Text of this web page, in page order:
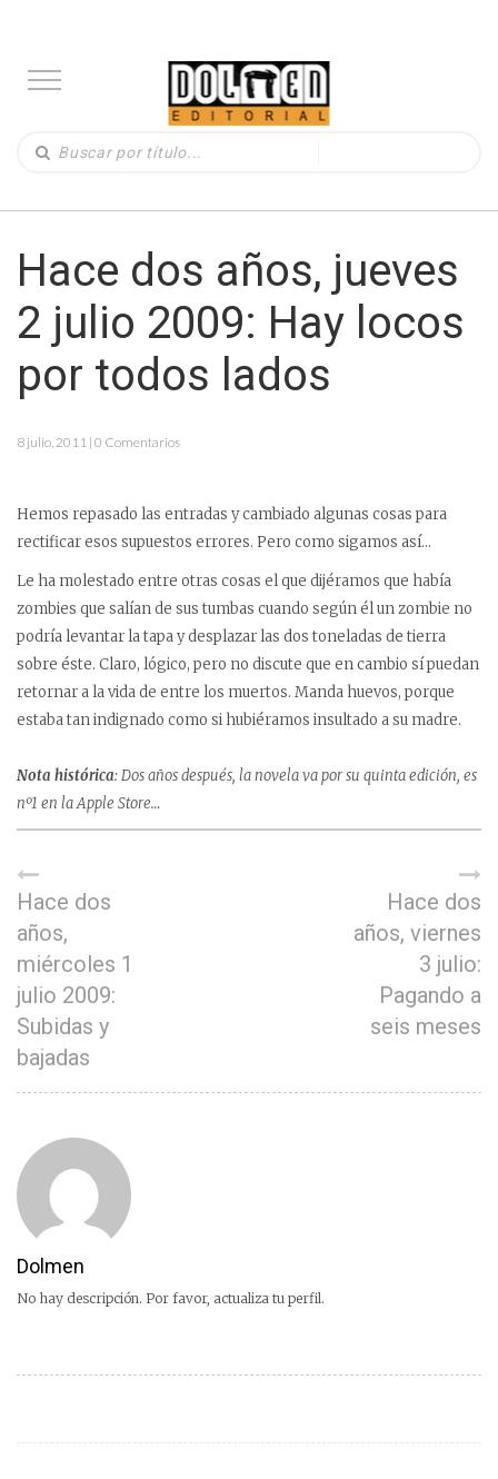
Hace dos años, jueves
2 julio 2009: Hay locos
por todos lados
8 julio, 2011 | 0 Comentarios
Hemos repasado las entradas y cambiado algunas cosas para
rectificar esos supuestos errores. Pero como sigamos así…
Le ha molestado entre otras cosas el que dijéramos que había
zombies que salían de sus tumbas cuando según él un zombie no
podría levantar la tapa y desplazar las dos toneladas de tierra
sobre éste. Claro, lógico, pero no discute que en cambio sí puedan
retornar a la vida de entre los muertos. Manda huevos, porque
estaba tan indignado como si hubiéramos insultado a su madre.
Nota histórica: Dos años después, la novela va por su quinta edición, es
nº1 en la Apple Store…
Hace dos
años,
miércoles 1
julio 2009:
Subidas y
bajadas
Hace dos
años, viernes
3 julio:
Pagando a
seis meses
Dolmen
No hay descripción. Por favor, actualiza tu perfil.